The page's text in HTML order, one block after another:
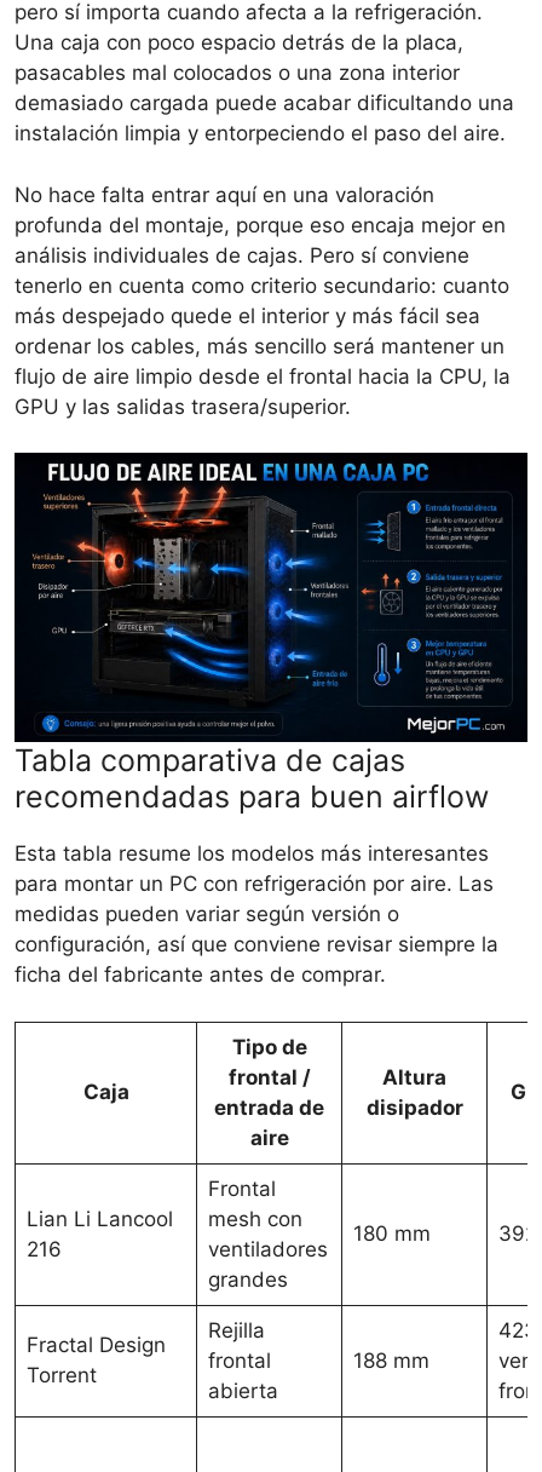
pero sí importa cuando afecta a la refrigeración.
Una caja con poco espacio detrás de la placa,
pasacables mal colocados o una zona interior
demasiado cargada puede acabar dificultando una
instalación limpia y entorpeciendo el paso del aire.
No hace falta entrar aquí en una valoración
profunda del montaje, porque eso encaja mejor en
análisis individuales de cajas. Pero sí conviene
tenerlo en cuenta como criterio secundario: cuanto
más despejado quede el interior y más fácil sea
ordenar los cables, más sencillo será mantener un
flujo de aire limpio desde el frontal hacia la CPU, la
GPU y las salidas trasera/superior.
Tabla comparativa de cajas
recomendadas para buen airflow
Esta tabla resume los modelos más interesantes
para montar un PC con refrigeración por aire. Las
medidas pueden variar según versión o
configuración, así que conviene revisar siempre la
ficha del fabricante antes de comprar.
Caja
Tipo de
frontal /
entrada de
aire
Altura
disipador
Lian Li Lancool
216
Frontal
mesh con
ventiladores
grandes
180 mm 392
Fractal Design
Torrent
Rejilla
frontal
abierta
188 mm
423